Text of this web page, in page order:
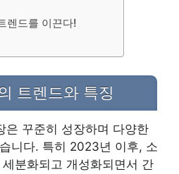
렌드를 이끈다!
트렌드와 특징
은 꾸준히 성장하며 다양한
니다. 특히 2023년 이후, 소
분화되고 개성화되면서 간